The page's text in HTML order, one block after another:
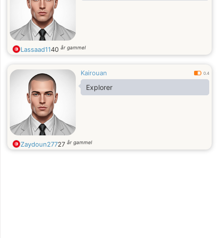
Lassaad1140 år gammel
Kairouan 0.4
Explorer
Zaydoun27727 år gammel